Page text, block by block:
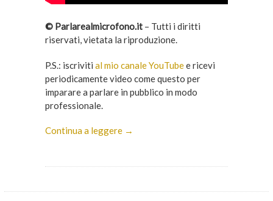
© Parlarealmicrofono.it– Tutti i diritti
riservati, vietata la riproduzione.
P.S.: iscriviti al mio canale YouTubee ricevi
periodicamente video come questo per
imparare a parlare in pubblico in modo
professionale.
Continua a leggere →